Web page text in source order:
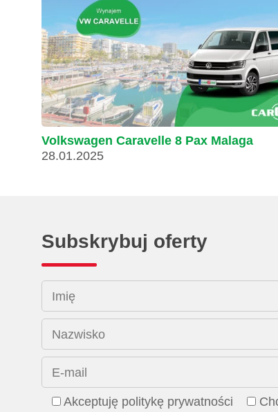
Volkswagen Caravelle 8 Pax Malaga
28.01.2025
Subskrybuj oferty
Imię
Nazwisko
E-mail
Akceptuję politykę prywatności